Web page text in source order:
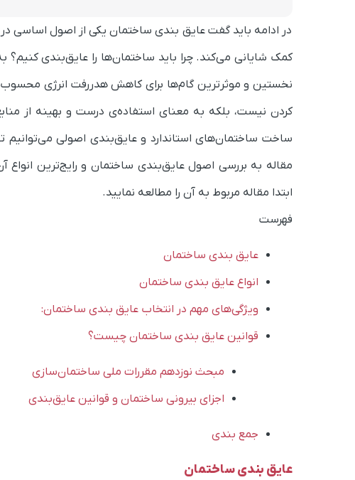
در ادامه باید گفت عایق بندی ساختمان یکی از اصول
کمک شایانی می‌کند. چرا باید ساختمان‌ها را عایق‌بندی کنیم؟
نخستین و موثرترین گام‌ها برای کاهش هدررفت انرژی
کردن نیست، بلکه به معنای استفاده‌ی درست و بهینه از
ساخت ساختمان‌های استاندارد و عایق‌بندی اصولی
مقاله به بررسی اصول عایق‌بندی ساختمان و رایج‌ترین انواع
ابتدا مقاله مربوط به آن را مطالعه نمایید.
فهرست
عایق بندی ساختمان
انواع عایق بندی ساختمان
ویژگی‌های مهم در انتخاب عایق بندی ساختمان:
قوانین عایق بندی ساختمان چیست؟
مبحث نوزدهم مقررات ملی ساختمان‌سازی
اجزای بیرونی ساختمان و قوانین عایق‌بندی
جمع بندی
عایق بندی ساختمان